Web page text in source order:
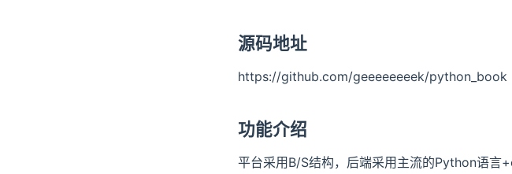
源码地址
https://github.com/geeeeeeeek/python_book
功能介绍
平台采用B/S结构，后端采用主流的Python语言